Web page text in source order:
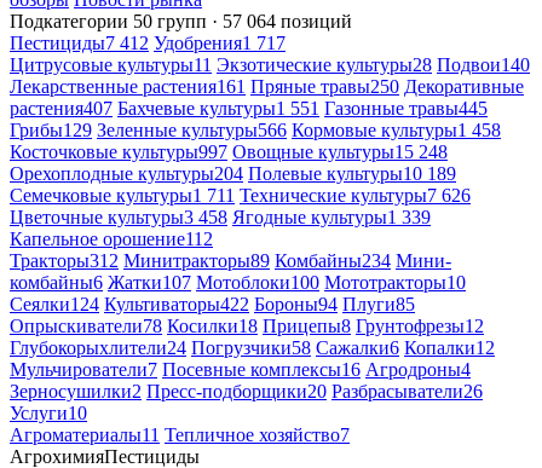
Подкатегории 50 групп · 57 064 позиций
Пестициды7 412 Удобрения1 717
Цитрусовые культуры11 Экзотические культуры28 Подвои140
Лекарственные растения161 Пряные травы250 Декоративные
растения407 Бахчевые культуры1 551 Газонные травы445
Грибы129 Зеленные культуры566 Кормовые культуры1 458
Косточковые культуры997 Овощные культуры15 248
Орехоплодные культуры204 Полевые культуры10 189
Семечковые культуры1 711 Технические культуры7 626
Цветочные культуры3 458 Ягодные культуры1 339
Капельное орошение112
Тракторы312 Минитракторы89 Комбайны234 Мини-
комбайны6 Жатки107 Мотоблоки100 Мототракторы10
Сеялки124 Культиваторы422 Бороны94 Плуги85
Опрыскиватели78 Косилки18 Прицепы8 Грунтофрезы12
Глубокорыхлители24 Погрузчики58 Сажалки6 Копалки12
Мульчирователи7 Посевные комплексы16 Агродроны4
Зерносушилки2 Пресс-подборщики20 Разбрасыватели26
Услуги10
Агроматериалы11 Тепличное хозяйство7
АгрохимияПестициды